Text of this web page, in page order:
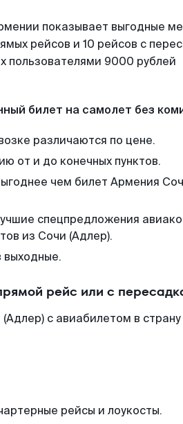
показывает выгодные
рейсов и 10 рейсов с
пользователями 9000 рублей
билет на самолет без
различаются по цене.
от и до конечных пунктов.
чем билет Армения
спецпредложения
из Сочи (Адлер).
выходные.
рейс или с
с авиабилетом в
рейсы и лоукосты.